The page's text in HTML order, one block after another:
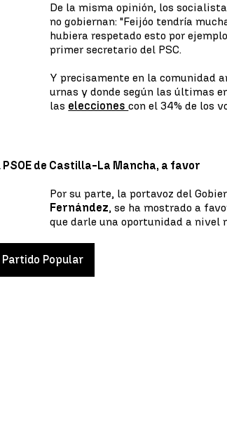
De la misma opinión, los
no gobiernan: "Feijóo tendría
hubiera respetado esto por
primer secretario del PSC.
Y precisamente en la comunidad
urnas y donde según las últimas
las eleccionescon el 34% de los
PSOE de Castilla-La Mancha, a favor
Por su parte, la portavoz del
Fernández, se ha mostrado a
que darle una oportunidad a nivel
Partido Popular